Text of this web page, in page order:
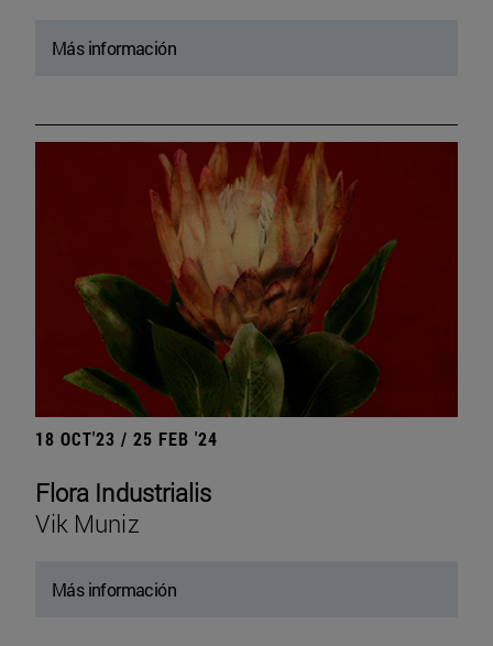
Más información
18 OCT'23 / 25 FEB '24
Flora Industrialis
Vik Muniz
Más información